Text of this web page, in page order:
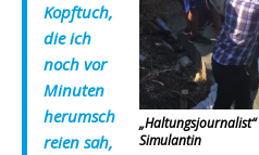
Simulantin
Kopftuch,
die ich
noch vor
Minuten
herumsch
reien sah,